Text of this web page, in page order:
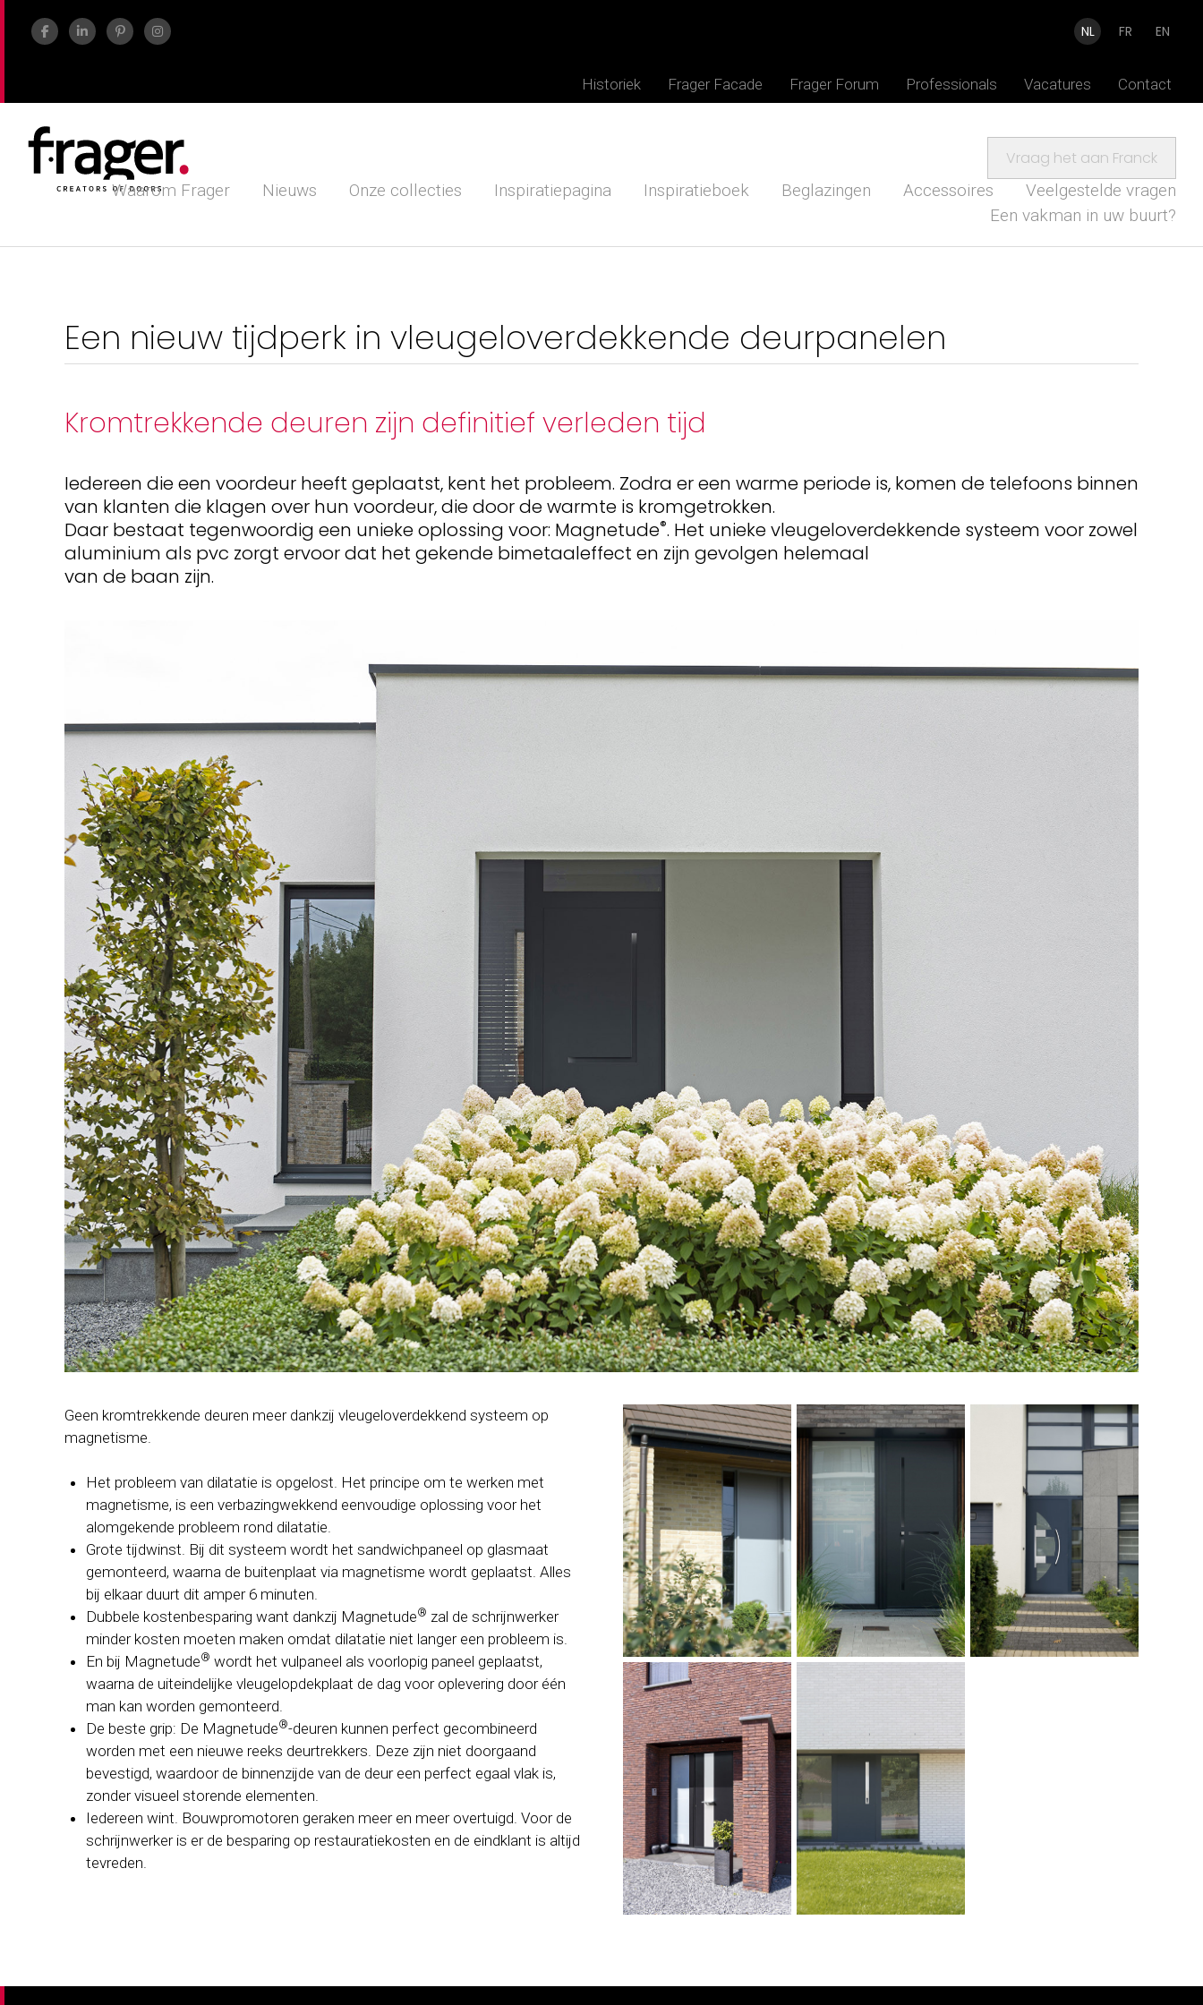
NL FR EN
Historiek Frager Facade Frager Forum Professionals Vacatures Contact
Vraag het aan Franck
Waarom Frager
Nieuws Onze collecties Inspiratiepagina Inspiratieboek Beglazingen Accessoires
Veelgestelde vragen
Een vakman in uw buurt?
Een nieuw tijdperk in vleugeloverdekkende deurpanelen
Kromtrekkende deuren zijn definitief verleden tijd
Iedereen die een voordeur heeft geplaatst, kent het probleem. Zodra er een warme periode is, komen de telefoons binnen
van klanten die klagen over hun voordeur, die door de warmte is kromgetrokken.
Daar bestaat tegenwoordig een unieke oplossing voor: Magnetude®. Het unieke vleugeloverdekkende systeem voor zowel
aluminium als pvc zorgt ervoor dat het gekende bimetaaleffect en zijn gevolgen helemaal
van de baan zijn.
Geen kromtrekkende deuren meer dankzij vleugeloverdekkend systeem op
magnetisme.
Het probleem van dilatatie is opgelost. Het principe om te werken met
magnetisme, is een verbazingwekkend eenvoudige oplossing voor het
alomgekende probleem rond dilatatie.
Grote tijdwinst. Bij dit systeem wordt het sandwichpaneel op glasmaat
gemonteerd, waarna de buitenplaat via magnetisme wordt geplaatst. Alles
bij elkaar duurt dit amper 6 minuten.
Dubbele kostenbesparing want dankzij Magnetude® zal de schrijnwerker
minder kosten moeten maken omdat dilatatie niet langer een probleem is.
En bij Magnetude® wordt het vulpaneel als voorlopig paneel geplaatst,
waarna de uiteindelijke vleugelopdekplaat de dag voor oplevering door één
man kan worden gemonteerd.
De beste grip: De Magnetude®-deuren kunnen perfect gecombineerd
worden met een nieuwe reeks deurtrekkers. Deze zijn niet doorgaand
bevestigd, waardoor de binnenzijde van de deur een perfect egaal vlak is,
zonder visueel storende elementen.
Iedereen wint. Bouwpromotoren geraken meer en meer overtuigd. Voor de
schrijnwerker is er de besparing op restauratiekosten en de eindklant is altijd
tevreden.